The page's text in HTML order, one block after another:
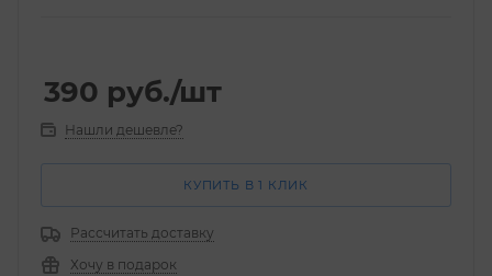
390 руб./шт
Нашли дешевле?
КУПИТЬ В 1 КЛИК
Рассчитать доставку
Хочу в подарок